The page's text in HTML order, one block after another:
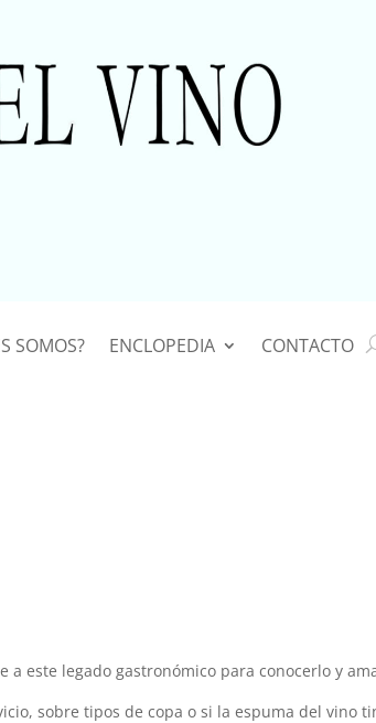
SOMOS? ENCLOPEDIA CONTACTO
este legado gastronómico para conocerlo y
sobre tipos de copa o si la espuma del vino